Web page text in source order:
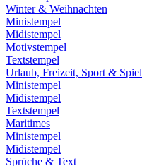
Winter & Weihnachten
Ministempel
Midistempel
Motivstempel
Textstempel
Urlaub, Freizeit, Sport & Spiel
Ministempel
Midistempel
Textstempel
Maritimes
Ministempel
Midistempel
Sprüche & Text